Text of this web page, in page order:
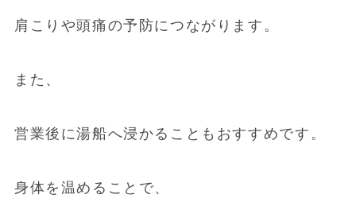
肩こりや頭痛の予防につながります。
また、
営業後に湯船へ浸かることもおすすめです。
身体を温めることで、